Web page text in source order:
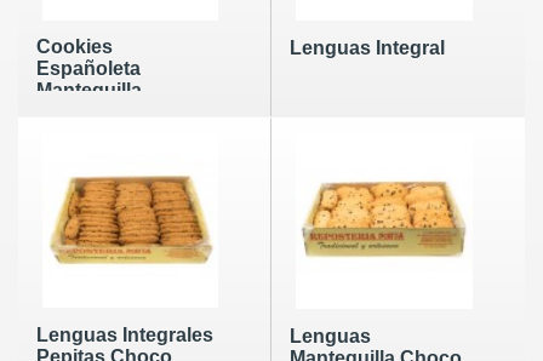
Cookies
Españoleta
Mantequilla
Lenguas Integral
Lenguas Integrales
Pepitas Choco
Lenguas